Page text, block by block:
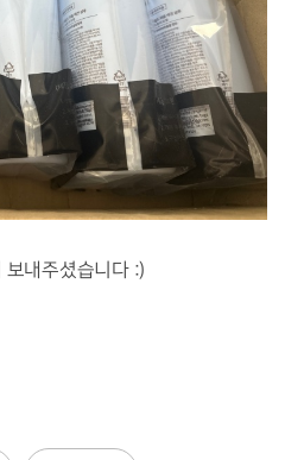
보내주셨습니다 :)